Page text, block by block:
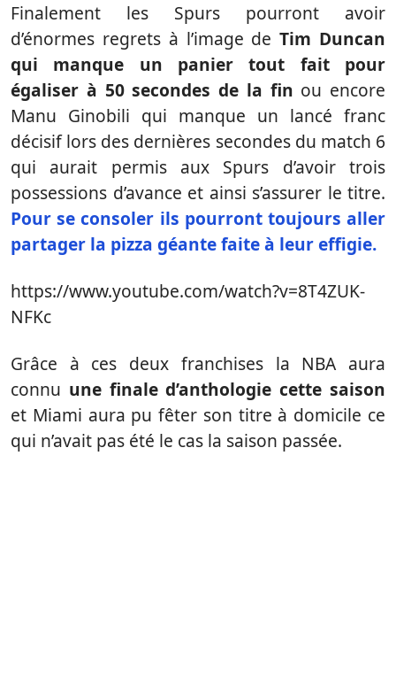
Finalement les Spurs pourront avoir
d’énormes regrets à l’image deTim Duncan
qui manque un panier tout fait pour
égaliser à 50 secondes de la fin ou encore
Manu Ginobili qui manque un lancé franc
décisif lors des dernières secondes du match 6
qui aurait permis aux Spurs d’avoir trois
possessions d’avance et ainsi s’assurer le titre.
Pour se consoler ils pourront toujours aller
partager la pizza géante faite à leur effigie.
https://www.youtube.com/watch?v=8T4ZUK-
NFKc
Grâce à ces deux franchises la NBA aura
connu une finale d’anthologie cette saison
et Miami aura pu fêter son titre à domicile ce
qui n’avait pas été le cas la saison passée.